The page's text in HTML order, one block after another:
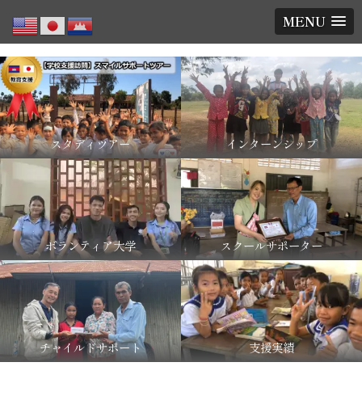
MENU
スタディツアー インターンシップ
ボランティア大学 スクールサポーター
チャイルドサポート 支援実績